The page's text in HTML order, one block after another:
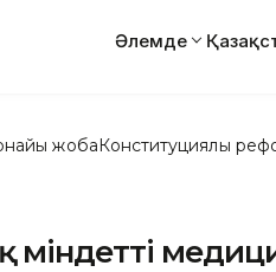
Әлемде
жобаКонституциялық
міндетті